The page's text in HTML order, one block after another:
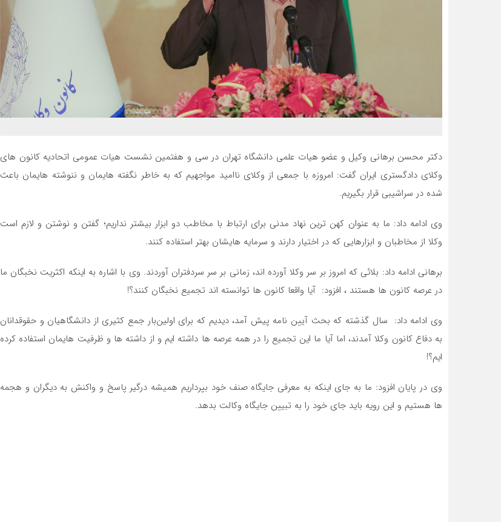
دکتر محسن برهانی وکیل و عضو هیات علمی دانشگاه تهران در سی و هفتمین نشست هیات عمومی اتحادیه کانون های
وکلای دادگستری ایران گفت: امروزه با جمعی از وکلای ناامید مواجهیم که به خاطر نگفته هایمان و ننوشته هایمان باعث
شده در سراشیبی قرار بگیریم.
وی ادامه داد: ما به عنوان کهن ترین نهاد مدنی برای ارتباط با مخاطب دو ابزار بیشتر نداریم؛ گفتن و نوشتن و لازم است
وکلا از مخاطبان و ابزارهایی که در اختیار دارند و سرمایه هایشان بهتر استفاده کنند.
برهانی ادامه داد: بلائی که امروز بر سر وکلا آورده اند، زمانی بر سر سردفتران آوردند. وی با اشاره به اینکه اکثریت نخبگان ما
در عرصه کانون ها هستند ، افزود: آیا واقعا کانون ها توانسته اند تجمیع نخبگان کنند؟!
وی ادامه داد: سال گذشته که بحث آیین نامه پیش آمد، دیدیم که برای اولین‌بار جمع کثیری از دانشگاهیان و حقوقدانان
به دفاع کانون وکلا آمدند، اما آیا ما این تجمیع را در همه عرصه ها داشته ایم و از داشته ها و ظرفیت هایمان استفاده کرده
ایم؟!
وی در پایان افزود: ما به جای اینکه به معرفی جایگاه صنف خود بپرداریم همیشه درگیر پاسخ و واکنش به دیگران و هجمه
ها هستیم و این رویه باید جای خود را به تبیین جایگاه وکالت بدهد.